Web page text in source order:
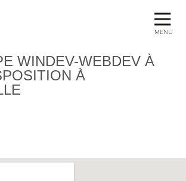
MENU
WINDEV-WEBDEV À
À